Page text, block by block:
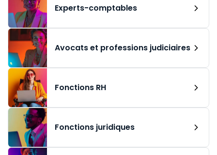
Experts-comptables
Avocats et professions judiciaires
Fonctions RH
Fonctions juridiques